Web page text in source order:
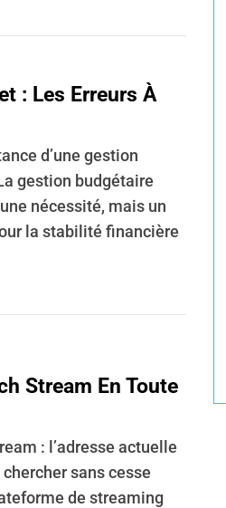
: Les Erreurs À
d’une gestion
gestion budgétaire
nécessité, mais un
la stabilité financière
Stream En Toute
: l’adresse actuelle
sans cesse
de streaming